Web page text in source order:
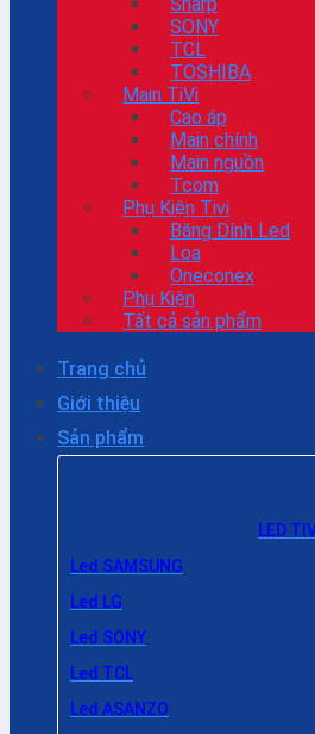
SONY
TCL
TOSHIBA
Main TiVi
Cao áp
Main chính
Main nguồn
Tcom
Phụ Kiện Tivi
Băng Dính Led
Loa
Oneconex
Phụ Kiện
Tất cả sản phẩm
Trang chủ
Giới thiệu
Sản phẩm
LED
Led SAMSUNG
Led LG
Led SONY
Led TCL
Led ASANZO